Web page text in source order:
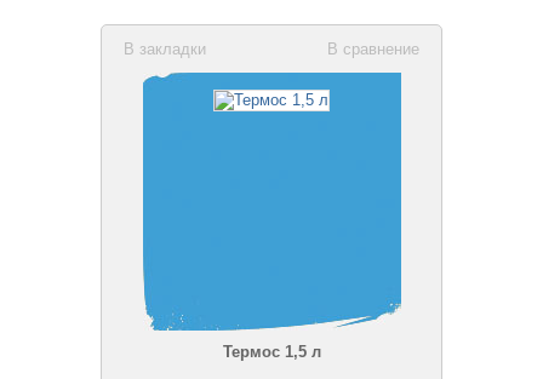
В сравнение
В закладки
Термос 1,5 л